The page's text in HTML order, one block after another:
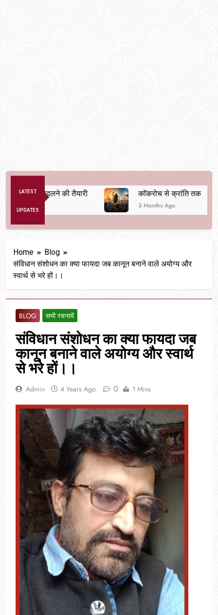
LATEST
UPDATES
बदलने की तैयारी कॉकरोच से क्रांति तक
3 Months Ago
Home
Blog
संविधान संशोधन का क्या फायदा जब कानून बनाने वाले अयोग्य और
स्वार्थ से भरे हों।।
BLOG सभी रचनायें
संविधान संशोधन का क्या फायदा जब
कानून बनाने वाले अयोग्य और स्वार्थ
से भरे हों।।
Admin 4 Years Ago 0 1 Mins